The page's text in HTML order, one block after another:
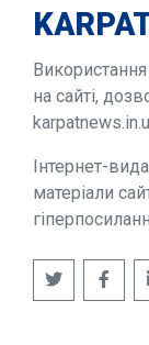
на сайті,
Інтернет-
матеріали